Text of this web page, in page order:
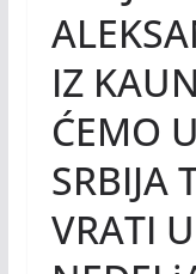
IZ
ĆEMO
SRBIJA
VRATI